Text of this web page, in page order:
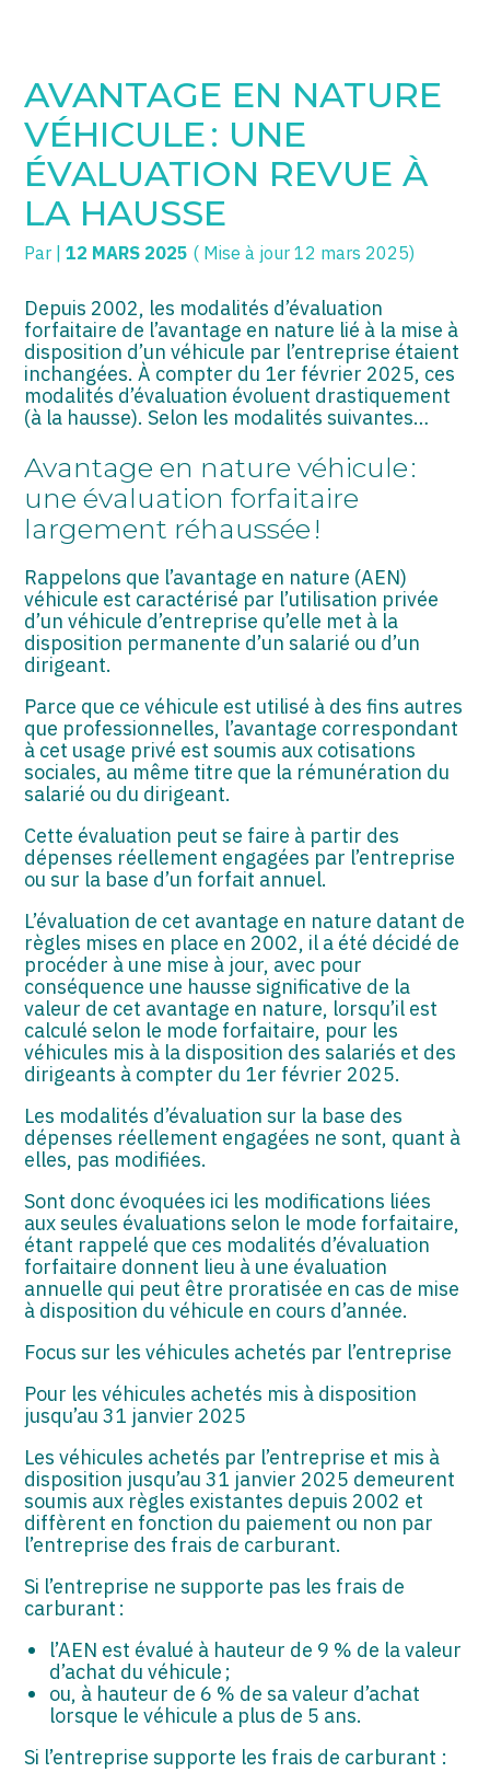
SOGECC – Noisy
SOGECC – République
SOGECC – Turbigo
COMMERÇANTS
GROUPE
SCI / LMNP
PROFESSIONS LIBÉRALES
HOLDING
PARTICULIERS
EXPATRIÉ NON RÉSIDANT
ASSOCIATIONS
START-UP
SECTEUR AUDIOVISUEL
Gérer votre quotidien
Piloter votre entreprise
Développer votre entreprise
Construire votre patrimoine
Être prêt pour la facturation
électronique
AVANTAGE EN NATURE
VÉHICULE : UNE
ÉVALUATION REVUE À
LA HAUSSE
Par |12 MARS 2025 ( Mise à jour 12 mars 2025)
Depuis 2002, les modalités d’évaluation
forfaitaire de l’avantage en nature lié à la mise à
disposition d’un véhicule par l’entreprise étaient
inchangées. À compter du 1er février 2025, ces
modalités d’évaluation évoluent drastiquement
(à la hausse). Selon les modalités suivantes…
Avantage en nature véhicule :
une évaluation forfaitaire
largement réhaussée !
Rappelons que l’avantage en nature (AEN)
véhicule est caractérisé par l’utilisation privée
d’un véhicule d’entreprise qu’elle met à la
disposition permanente d’un salarié ou d’un
dirigeant.
Parce que ce véhicule est utilisé à des fins autres
que professionnelles, l’avantage correspondant
à cet usage privé est soumis aux cotisations
sociales, au même titre que la rémunération du
salarié ou du dirigeant.
Cette évaluation peut se faire à partir des
dépenses réellement engagées par l’entreprise
ou sur la base d’un forfait annuel.
L’évaluation de cet avantage en nature datant de
règles mises en place en 2002, il a été décidé de
procéder à une mise à jour, avec pour
conséquence une hausse significative de la
valeur de cet avantage en nature, lorsqu’il est
calculé selon le mode forfaitaire, pour les
véhicules mis à la disposition des salariés et des
dirigeants à compter du 1er février 2025.
Les modalités d’évaluation sur la base des
dépenses réellement engagées ne sont, quant à
elles, pas modifiées.
Sont donc évoquées ici les modifications liées
aux seules évaluations selon le mode forfaitaire,
étant rappelé que ces modalités d’évaluation
forfaitaire donnent lieu à une évaluation
annuelle qui peut être proratisée en cas de mise
à disposition du véhicule en cours d’année.
Focus sur les véhicules achetés par l’entreprise
Pour les véhicules achetés mis à disposition
jusqu’au 31 janvier 2025
Les véhicules achetés par l’entreprise et mis à
disposition jusqu’au 31 janvier 2025 demeurent
soumis aux règles existantes depuis 2002 et
diffèrent en fonction du paiement ou non par
l’entreprise des frais de carburant.
Si l’entreprise ne supporte pas les frais de
carburant :
l’AEN est évalué à hauteur de 9 % de la valeur
d’achat du véhicule ;
ou, à hauteur de 6 % de sa valeur d’achat
lorsque le véhicule a plus de 5 ans.
Si l’entreprise supporte les frais de carburant :